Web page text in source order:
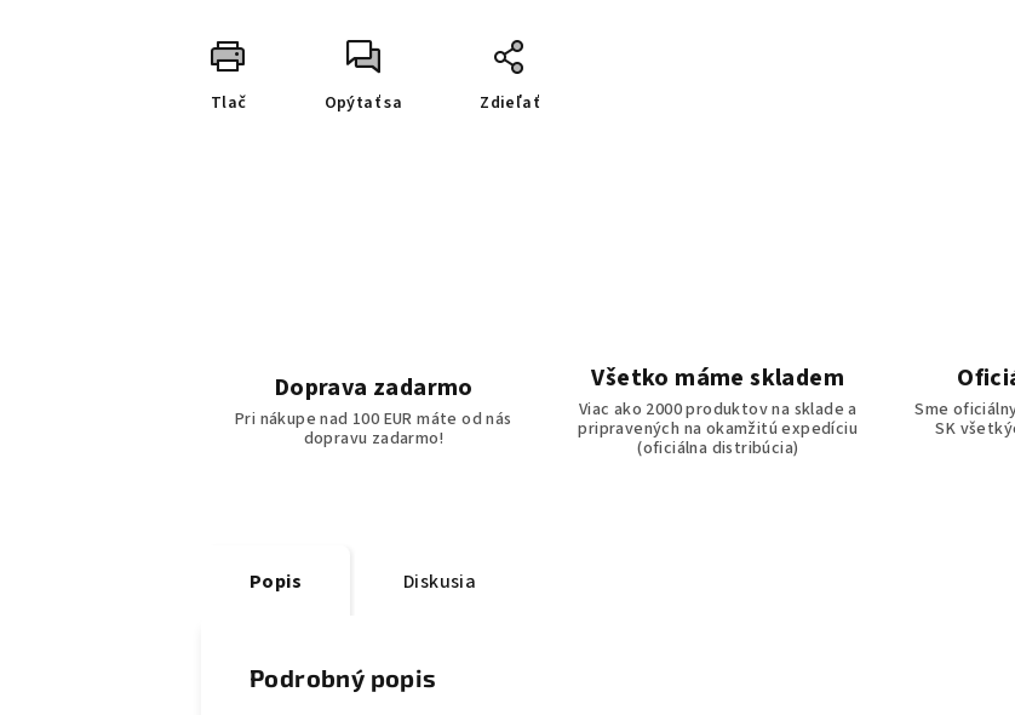
Tlač Opýtať sa Zdieľať
Doprava zadarmo
Pri nákupe nad 100 EUR máte od nás
dopravu zadarmo!
Všetko máme skladem
Viac ako 2000 produktov na sklade a
pripravených na okamžitú expedíciu
(oficiálna distribúcia)
Sme
SK
Popis Diskusia
Podrobný popis